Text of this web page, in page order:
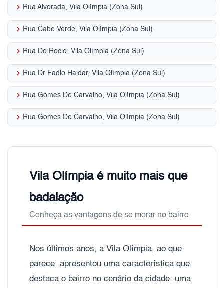
keyboard_arrow_right Rua Alvorada, Vila Olímpia (Zona Sul)
keyboard_arrow_right Rua Cabo Verde, Vila Olímpia (Zona Sul)
keyboard_arrow_right Rua Do Rocio, Vila Olímpia (Zona Sul)
keyboard_arrow_right Rua Dr Fadlo Haidar, Vila Olímpia (Zona Sul)
keyboard_arrow_right Rua Gomes De Carvalho, Vila Olímpia (Zona Sul)
keyboard_arrow_right Rua Gomes De Carvalho, Vila Olímpia (Zona Sul)
Vila Olímpia é muito mais que
badalação
Conheça as vantagens de se morar no bairro
Nos últimos anos, a Vila Olímpia, ao que
parece, apresentou uma característica que
destaca o bairro no cenário da cidade: uma